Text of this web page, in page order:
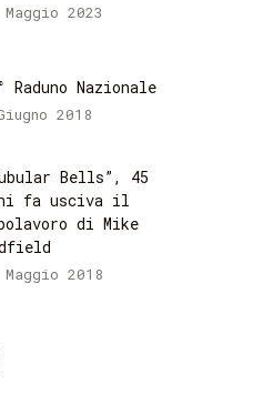
2023
Raduno Nazionale
2018
Bells”, 45
fa usciva il
di Mike
2018